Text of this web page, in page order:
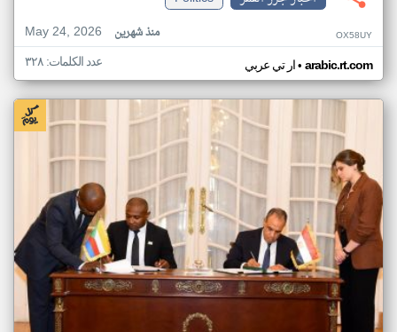
May 24, 2026
منذ شهرين OX58UY
ار تي عربي• arabic.rt.com عدد الكلمات: ٣٢٨